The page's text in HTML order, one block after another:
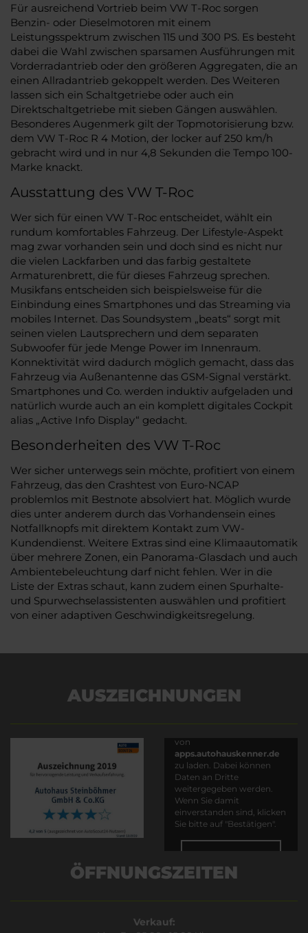
Für ausreichend Vortrieb beim VW T-Roc sorgen
Benzin- oder Dieselmotoren mit einem
Leistungsspektrum zwischen 115 und 300 PS. Es besteht
dabei die Wahl zwischen sparsamen Ausführungen mit
Vorderradantrieb oder den größeren Aggregaten, die an
einen Allradantrieb gekoppelt werden. Des Weiteren
lassen sich ein Schaltgetriebe oder auch ein
Direktschaltgetriebe mit sieben Gängen auswählen.
Besonderes Augenmerk gilt der Topmotorisierung bzw.
dem VW T-Roc R 4 Motion, der locker auf 250 km/h
gebracht wird und in nur 4,8 Sekunden die Tempo 100-
Marke knackt.
Ausstattung des VW T-Roc
Wer sich für einen VW T-Roc entscheidet, wählt ein
rundum komfortables Fahrzeug. Der Lifestyle-Aspekt
mag zwar vorhanden sein und doch sind es nicht nur
die vielen Lackfarben und das farbig gestaltete
Armaturenbrett, die für dieses Fahrzeug sprechen.
Musikfans entscheiden sich beispielsweise für die
Einbindung eines Smartphones und das Streaming via
mobiles Internet. Das Soundsystem „beats“ sorgt mit
seinen vielen Lautsprechern und dem separaten
Subwoofer für jede Menge Power im Innenraum.
Konnektivität wird dadurch möglich gemacht, dass das
Fahrzeug via Außenantenne das GSM-Signal verstärkt.
Smartphones und Co. werden induktiv aufgeladen und
natürlich wurde auch an ein komplett digitales Cockpit
alias „Active Info Display“ gedacht.
Besonderheiten des VW T-Roc
Wer sicher unterwegs sein möchte, profitiert von einem
Fahrzeug, das den Crashtest von Euro-NCAP
problemlos mit Bestnote absolviert hat. Möglich wurde
dies unter anderem durch das Vorhandensein eines
Notfallknopfs mit direktem Kontakt zum VW-
Kundendienst. Weitere Extras sind eine Klimaautomatik
über mehrere Zonen, ein Panorama-Glasdach und auch
Ambientebeleuchtung darf nicht fehlen. Wer in die
Liste der Extras schaut, kann zudem einen Spurhalte-
und Spurwechselassistenten auswählen und profitiert
von einer adaptiven Geschwindigkeitsregelung.
AUSZEICHNUNGEN
von
apps.autohauskenner.de
zu laden. Dabei können
Daten an Dritte
weitergegeben werden.
Wenn Sie damit
einverstanden sind, klicken
Sie bitte auf "Bestätigen".
ÖFFNUNGSZEITEN
Verkauf: